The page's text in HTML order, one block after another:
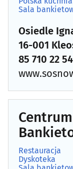
Sala
Osiedle
16-001
85 710 22
Restauracja
Dyskoteka